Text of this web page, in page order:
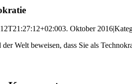
3. Oktober 2016|
Welt beweisen, dass Sie als